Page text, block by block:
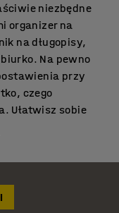
niezbędne
organizer na
na długopisy,
Na pewno
przy
czego
Ułatwisz sobie
na biurko
gabinetu do pracy